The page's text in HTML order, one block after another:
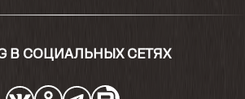
В СОЦИАЛЬНЫХ СЕТЯХ